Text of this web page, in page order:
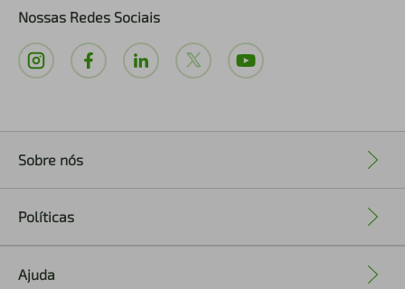
Nossas Redes Sociais
Sobre nós
Políticas
Ajuda